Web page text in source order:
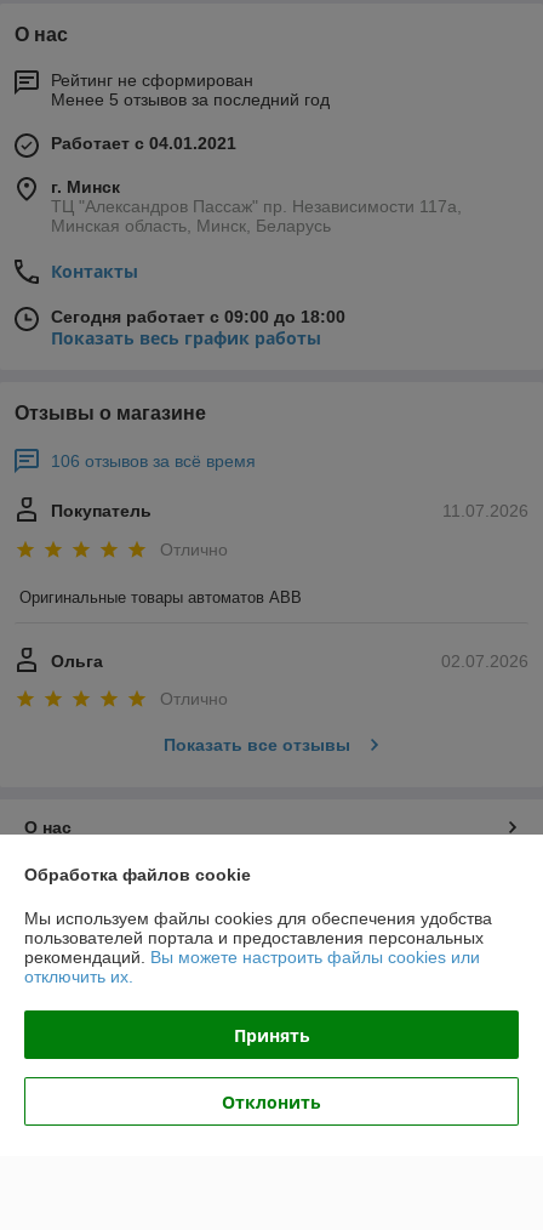
О нас
Рейтинг не сформирован
Менее 5 отзывов за последний год
Работает с 04.01.2021
г. Минск
ТЦ "Александров Пассаж" пр. Независимости 117а,
Минская область, Минск, Беларусь
Контакты
Сегодня работает с 09:00 до 18:00
Показать весь график работы
Отзывы о магазине
106 отзывов за всё время
11.07.2026
Покупатель
Отлично
Оригинальные товары автоматов ABB
02.07.2026
Ольга
Отлично
Показать все отзывы
О нас
Контакты
Доставка и оплата
Полная версия сайта
Политика обработки cookies
Обработка файлов cookie
Мы используем файлы cookies для обеспечения удобства
пользователей портала и предоставления персональных
рекомендаций. Вы можете настроить файлы cookies или
отключить их.
Принять
Отклонить